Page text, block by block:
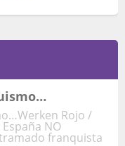
Rojo /
NO
franquista